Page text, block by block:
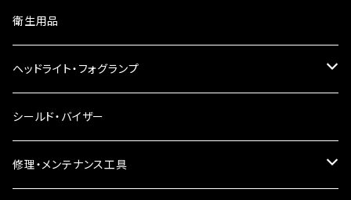
ウインカーレンズ
LEDウインカー
電球型ウインカー
バードゲージウインカー
衛生用品
ヘッドライト・フォグランプ
ヘッドライト
フォグランプ
シールド・バイザー
修理・メンテナンス工具